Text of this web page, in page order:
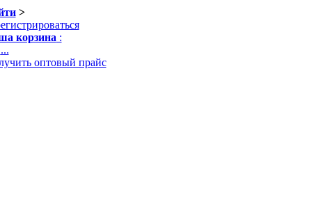
>
корзина :
...
оптовый прайс